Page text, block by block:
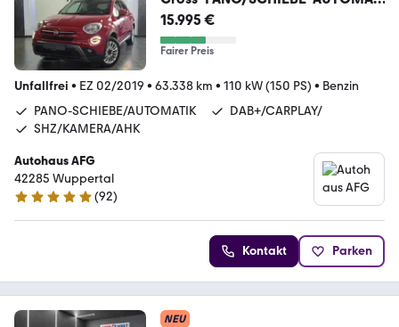
K*AHK*KAMERA
15.995 €
Fairer Preis
Unfallfrei • EZ 02/2019 • 63.338 km • 110 kW (150 PS) • Benzin
PANO-SCHIEBE/AUTOMATIK
DAB+/CARPLAY/
SHZ/KAMERA/AHK
Autohaus AFG
42285 Wuppertal
5 Sterne
(92)
Kontakt Parken
NEU